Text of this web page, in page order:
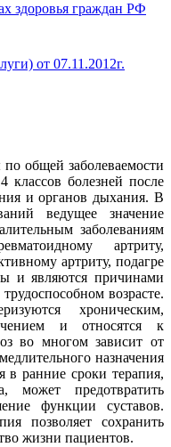
здоровья граждан РФ
от 07.11.2012г.
общей заболеваемости
классов болезней после
и органов дыхания. В
ведущее значение
заболеваниям
артриту,
артриту, подагре
и являются причинами
возрасте.
хроническим,
и относятся к
во многом зависит от
назначения
в ранние сроки терапия,
может предотвратить
функции суставов.
позволяет сохранить
жизни пациентов.